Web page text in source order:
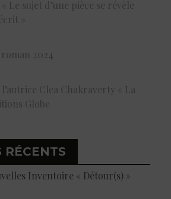
Le sujet d’une pièce se révèle
»
2024
Clea Chakraverty « La
Globe
RÉCENTS
Inventoire « Détour(s) »